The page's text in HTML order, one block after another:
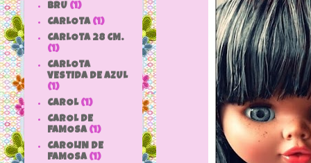
BRU (1)
CARLOTA (1)
CARLOTA 28 CM.
(1)
CARLOTA
VESTIDA DE AZUL
(1)
CAROL (1)
CAROL DE
FAMOSA (1)
CAROLIN DE
FAMOSA (1)